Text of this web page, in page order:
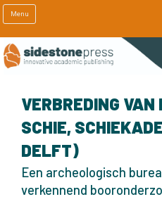
Menu
VERBREDING VAN
SCHIE,
DELFT)
Een archeologisch
verkennend